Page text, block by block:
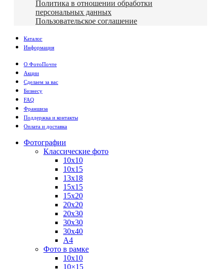
Политика в отношении обработки
персональных данных
Пользовательское соглашение
Каталог
Информация
О ФотоПочте
Акции
Сделаем за вас
Бизнесу
FAQ
Франшиза
Поддержка и контакты
Оплата и доставка
Фотографии
Классические фото
10х10
10х15
13х18
15х15
15х20
20х20
20х30
30х30
30х40
А4
Фото в рамке
10х10
10×15